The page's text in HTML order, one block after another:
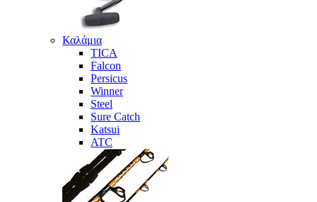
Καλάμια
TICA
Falcon
Persicus
Winner
Steel
Sure Catch
Katsui
ATC